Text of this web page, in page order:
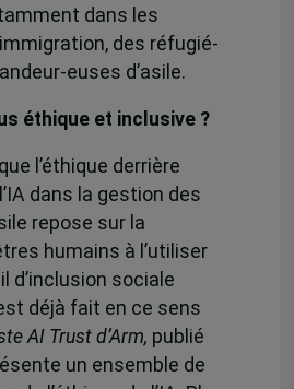
dans les
des réfugié-
euses d’asile.
éthique et inclusive ?
l’éthique derrière
dans la gestion des
repose sur la
humains à l’utiliser
d’inclusion sociale
déjà fait en ce sens
AI Trust d’Arm, publié
un ensemble de